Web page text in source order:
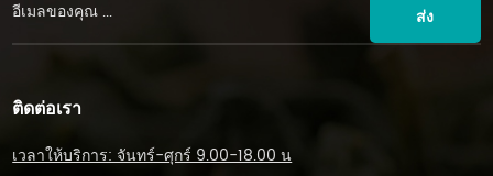
ส่ง
ติดต่อเรา
เวลาให้บริการ: จันทร์-ศุกร์ 9.00-18.00 น